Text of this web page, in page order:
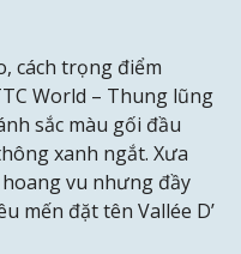
cách trọng điểm
World – Thung lũng
sắc màu gối đầu
xanh ngắt. Xưa
vu nhưng đầy
mến đặt tên Vallée D’